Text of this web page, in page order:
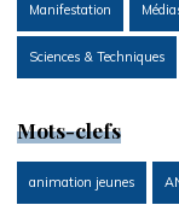
Manifestation
Sciences & Techniques
Mots-clefs
animation jeunes